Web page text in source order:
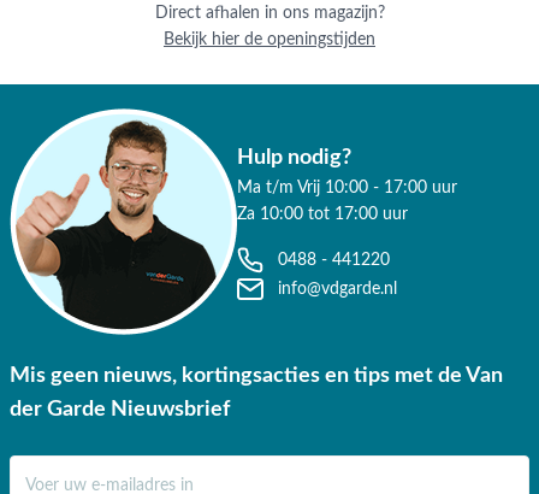
Direct afhalen in ons magazijn?
Bekijk hier de openingstijden
Hulp nodig?
Ma t/m Vrij 10:00 - 17:00 uur
Za 10:00 tot 17:00 uur
0488 - 441220
info@vdgarde.nl
Mis geen nieuws, kortingsacties en tips met de Van
der Garde Nieuwsbrief